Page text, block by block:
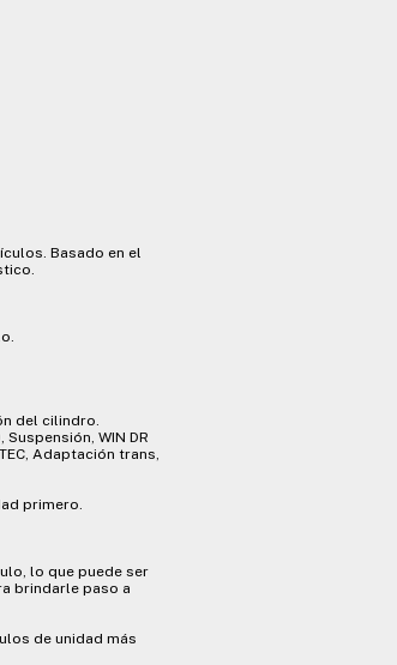
Basado en el
del cilindro.
WIN DR
Adaptación trans,
primero.
lo que puede ser
brindarle paso a
de unidad más